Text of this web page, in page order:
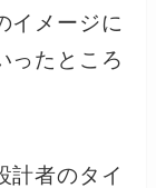
イメージに
ったところ
計者のタイ